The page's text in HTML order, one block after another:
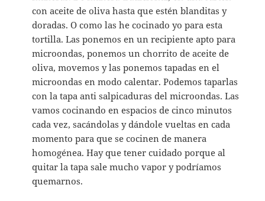
con aceite de oliva hasta que estén blanditas y
doradas. O como las he cocinado yo para esta
tortilla. Las ponemos en un recipiente apto para
microondas, ponemos un chorrito de aceite de
oliva, movemos y las ponemos tapadas en el
microondas en modo calentar. Podemos taparlas
con la tapa anti salpicaduras del microondas. Las
vamos cocinando en espacios de cinco minutos
cada vez, sacándolas y dándole vueltas en cada
momento para que se cocinen de manera
homogénea. Hay que tener cuidado porque al
quitar la tapa sale mucho vapor y podríamos
quemarnos.